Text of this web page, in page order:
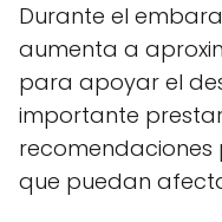
Durante el
aumenta a
para apoyar el
importante
que puedan